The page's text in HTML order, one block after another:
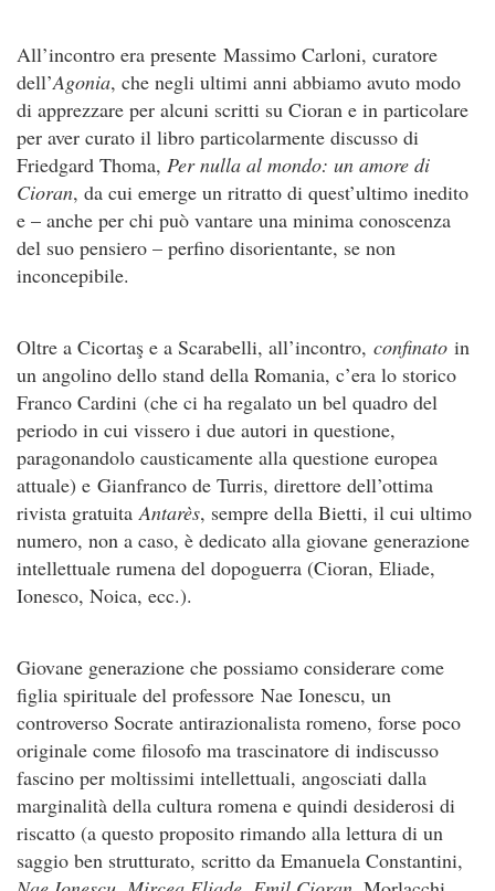
All’incontro era presente Massimo Carloni, curatore
dell’Agonia, che negli ultimi anni abbiamo avuto modo
di apprezzare per alcuni scritti su Cioran e in particolare
per aver curato il libro particolarmente discusso di
Friedgard Thoma, Per nulla al mondo: un amore di
Cioran, da cui emerge un ritratto di quest’ultimo inedito
e – anche per chi può vantare una minima conoscenza
del suo pensiero – perfino disorientante, se non
inconcepibile.
Oltre a Cicortaş e a Scarabelli, all’incontro, confinato in
un angolino dello stand della Romania, c’era lo storico
Franco Cardini (che ci ha regalato un bel quadro del
periodo in cui vissero i due autori in questione,
paragonandolo causticamente alla questione europea
attuale) e Gianfranco de Turris, direttore dell’ottima
rivista gratuitaAntarès, sempre della Bietti, il cui ultimo
numero, non a caso, è dedicato alla giovane generazione
intellettuale rumena del dopoguerra (Cioran, Eliade,
Ionesco, Noica, ecc.).
Giovane generazione che possiamo considerare come
figlia spirituale del professore Nae Ionescu, un
controverso Socrate antirazionalista romeno, forse poco
originale come filosofo ma trascinatore di indiscusso
fascino per moltissimi intellettuali, angosciati dalla
marginalità della cultura romena e quindi desiderosi di
riscatto (a questo proposito rimando alla lettura di un
saggio ben strutturato, scritto da Emanuela Constantini,